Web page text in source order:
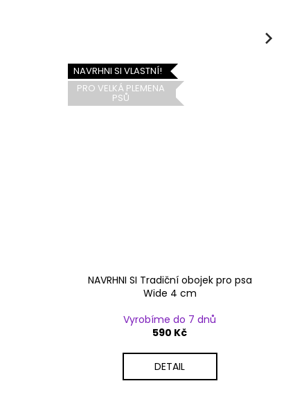
NAVRHNI SI VLASTNÍ!
PRO VELKÁ PLEMENA
PSŮ
NAVRHNI SI Tradiční obojek pro psa
Wide 4 cm
Vyrobíme do 7 dnů
590 Kč
DETAIL
Next